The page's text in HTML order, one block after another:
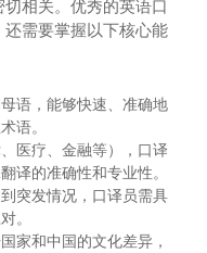
相关。优秀的英语口
需要掌握以下核心能
语，能够快速、准确地
语。
医疗、金融等），口译
译的准确性和专业性。
突发情况，口译员需具
。
家和中国的文化差异，